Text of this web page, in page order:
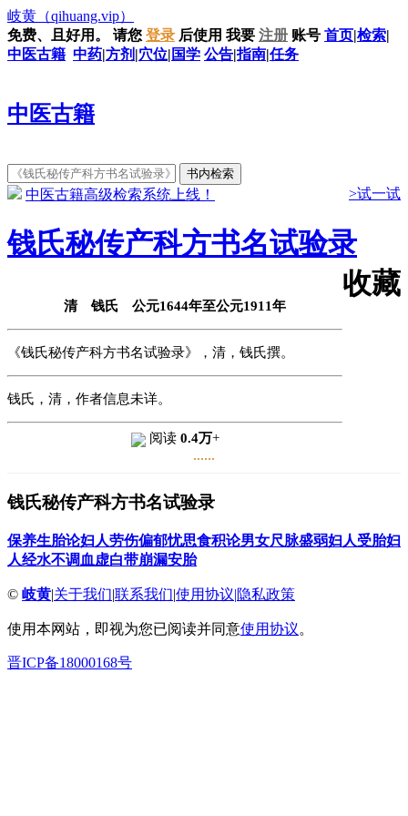
岐黄 （qihuang.vip）
免费、且好用。
请您 登录 后使用 我要 注册 账号 首页|检索|
中医古籍 中药|方剂 |穴位| 国学 公告|指南|任务
中医古籍
中医古籍高级检索系统上线！ >试一试
钱氏秘传产科方书名试验录
收藏
清 钱氏 公元1644年至公元1911年
《钱氏秘传产科方书名试验录》，清，钱氏撰。
钱氏，清，作者信息未详。
阅读 0.4万+
......
钱氏秘传产科方书名试验录
保养生胎论妇人劳伤偏郁忧思食积论男女尺脉盛弱妇人受胎妇
人经水不调 血虚白带崩漏安胎
© 岐黄|关于我们|联系我们|使用协议|隐私政策
使用本网站，即视为您已阅读并同意使用协议。
晋ICP备18000168号